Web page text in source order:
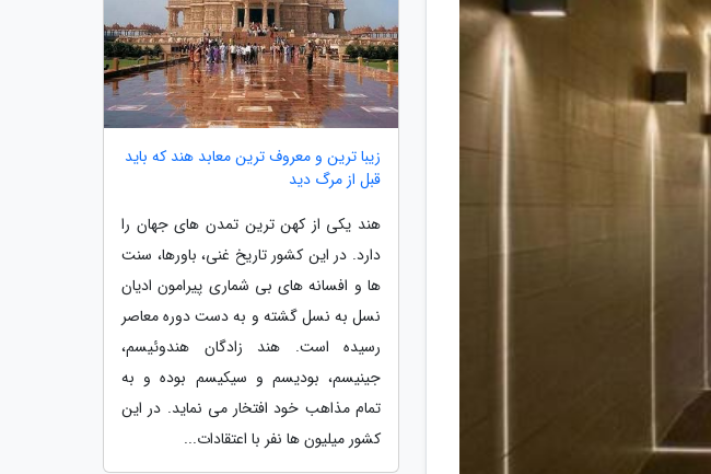
زیبا ترین و معروف ترین معابد هند که باید
قبل از مرگ دید
هند یکی از کهن ترین تمدن های جهان را
دارد. در این کشور تاریخ غنی، باورها، سنت
ها و افسانه های بی شماری پیرامون ادیان
نسل به نسل گشته و به دست دوره معاصر
رسیده است. هند زادگان هندوئیسم،
جینیسم، بودیسم و سیکیسم بوده و به
تمام مذاهب خود افتخار می نماید. در این
کشور میلیون ها نفر با اعتقادات...